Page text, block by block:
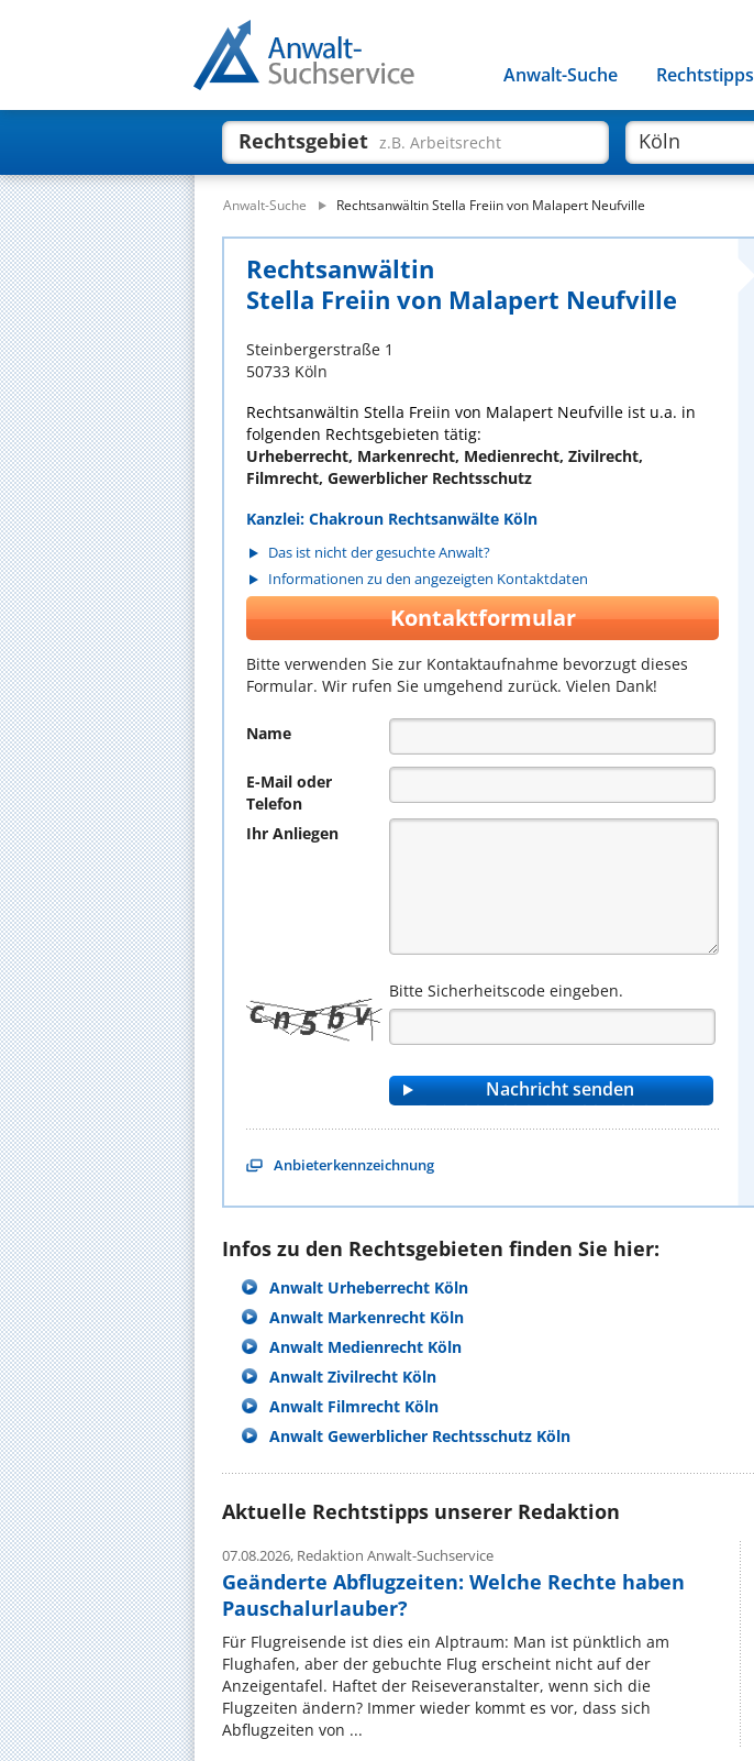
Anwalt-Suche Rechtstipps
Rechtsgebiet z.B. Arbeitsrecht
Anwalt-Suche Rechtsanwältin Stella Freiin von Malapert Neufville
Rechtsanwältin
Stella Freiin von Malapert Neufville
Steinbergerstraße 1
50733 Köln
Rechtsanwältin Stella Freiin von Malapert Neufville ist u.a. in
folgenden Rechtsgebieten tätig:
Urheberrecht, Markenrecht, Medienrecht, Zivilrecht,
Filmrecht, Gewerblicher Rechtsschutz
Kanzlei: Chakroun Rechtsanwälte Köln
Das ist nicht der gesuchte Anwalt?
Informationen zu den angezeigten Kontaktdaten
Kontaktformular
Bitte verwenden Sie zur Kontaktaufnahme bevorzugt dieses
Formular. Wir rufen Sie umgehend zurück. Vielen Dank!
Name
E-Mail oder
Telefon
Ihr Anliegen
Bitte Sicherheitscode eingeben.
Anbieterkennzeichnung
Infos zu den Rechtsgebieten finden Sie hier:
Anwalt Urheberrecht Köln
Anwalt Markenrecht Köln
Anwalt Medienrecht Köln
Anwalt Zivilrecht Köln
Anwalt Filmrecht Köln
Anwalt Gewerblicher Rechtsschutz Köln
Aktuelle Rechtstipps unserer Redaktion
07.08.2026, Redaktion Anwalt-Suchservice
Geänderte Abflugzeiten: Welche Rechte haben
Pauschalurlauber?
Für Flugreisende ist dies ein Alptraum: Man ist pünktlich am
Flughafen, aber der gebuchte Flug erscheint nicht auf der
Anzeigentafel. Haftet der Reiseveranstalter, wenn sich die
Flugzeiten ändern? Immer wieder kommt es vor, dass sich
Abflugzeiten von ...